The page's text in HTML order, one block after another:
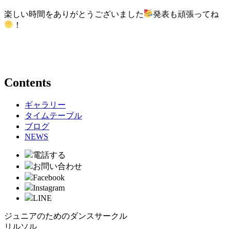
楽しい時間をありがとうございました
発表も頑張ってね
！
Contents
ギャラリー
タイムテーブル
ブログ
NEWS
電話する
お問い合わせ
Facebook
Instagram
LINE
ジュニアのためのダンスサークル
リルソル